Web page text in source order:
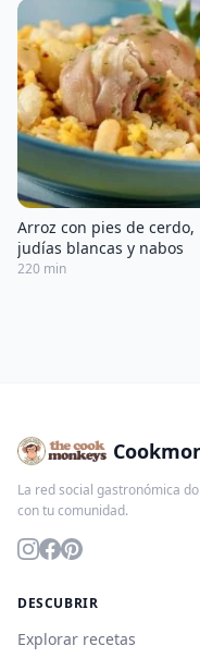
Arroz con pies de cerdo,
judías blancas y nabos
220 min
La red social gastronómica
con tu comunidad.
DESCUBRIR
Explorar recetas